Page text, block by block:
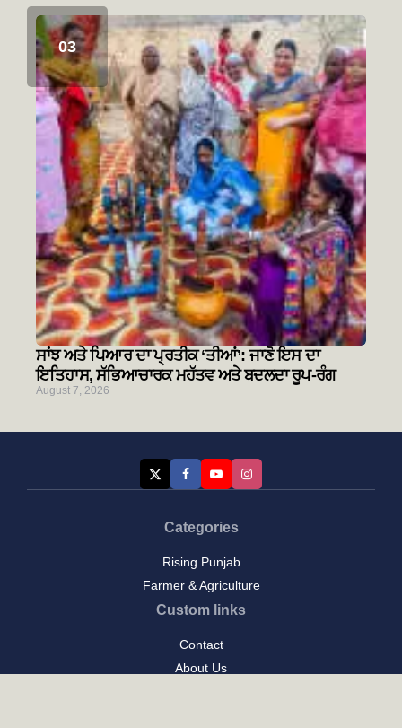
ਸਾਂਝ ਅਤੇ ਪਿਆਰ ਦਾ ਪ੍ਰਤੀਕ ‘ਤੀਆਂ’: ਜਾਣੋ ਇਸ ਦਾ
ਇਤਿਹਾਸ, ਸੱਭਿਆਚਾਰਕ ਮਹੱਤਵ ਅਤੇ ਬਦਲਦਾ ਰੂਪ-ਰੰਗ
August 7, 2026
Categories
Rising Punjab
Farmer & Agriculture
Custom links
Contact
About Us